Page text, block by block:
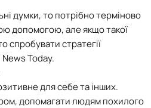
думки, то потрібно терміново
допомогою, але якщо такої
спробувати стратегії
Today.
для себе та інших.
допомагати людям похилого